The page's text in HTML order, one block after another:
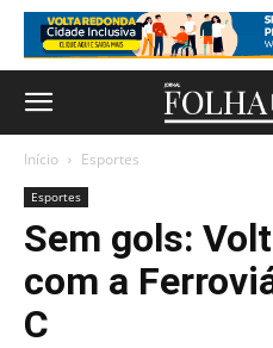
Início Esportes
Esportes
Sem gols:
com a
C